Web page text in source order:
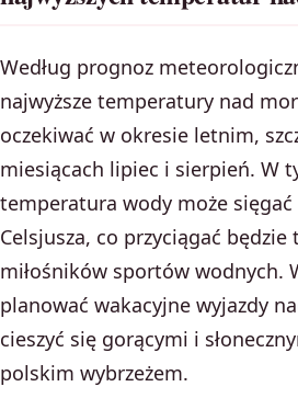
Według prognoz
najwyższe temperatury nad
oczekiwać w okresie letnim,
miesiącach lipiec i sierpień. W
temperatura wody może
Celsjusza, co przyciągać
miłośników sportów wodnych.
planować wakacyjne wyjazdy
cieszyć się gorącymi i
polskim wybrzeżem.